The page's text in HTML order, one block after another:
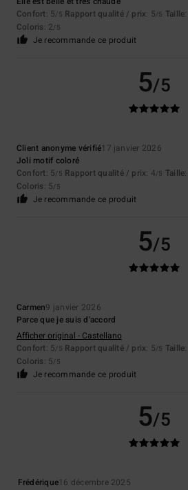
Confort: 5/5 Rapport qualité / prix: 5/5 Taille
Coloris: 2/5
Je recommande ce produit
5/5
Client anonyme vérifié17 janvier 2026
Joli motif coloré
Confort: 5/5 Rapport qualité / prix: 4/5 Taille
Coloris: 5/5
Je recommande ce produit
5/5
Carmen9 janvier 2026
Parce que je suis d'accord
Afficher original - Castellano
Confort: 5/5 Rapport qualité / prix: 5/5 Taille
Coloris: 5/5
Je recommande ce produit
5/5
Frédérique16 décembre 2025